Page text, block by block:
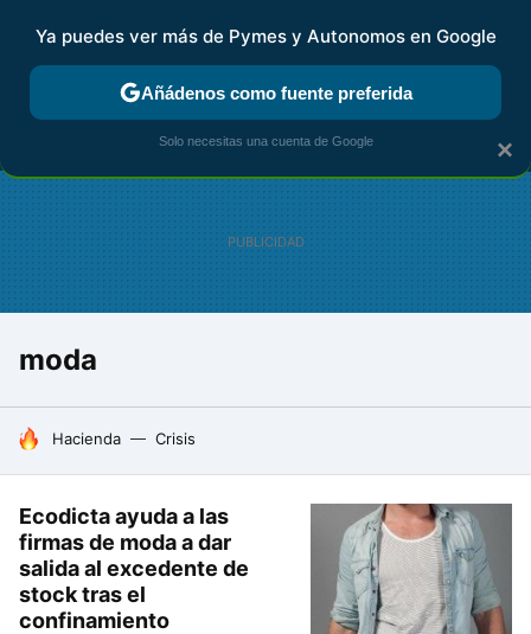
MENÚ NUEVO
FISCALIDAD Y CONTABILIDAD KIT DIGITAL
moda
HOY SE HABLA DE
Hacienda Crisis
Ecodicta ayuda a las
firmas de moda a dar
salida al excedente de
stock tras el
confinamiento
×
Ya puedes ver más de Pymes y Autonomos en Google
Añádenos como fuente preferida
Solo necesitas una cuenta de Google